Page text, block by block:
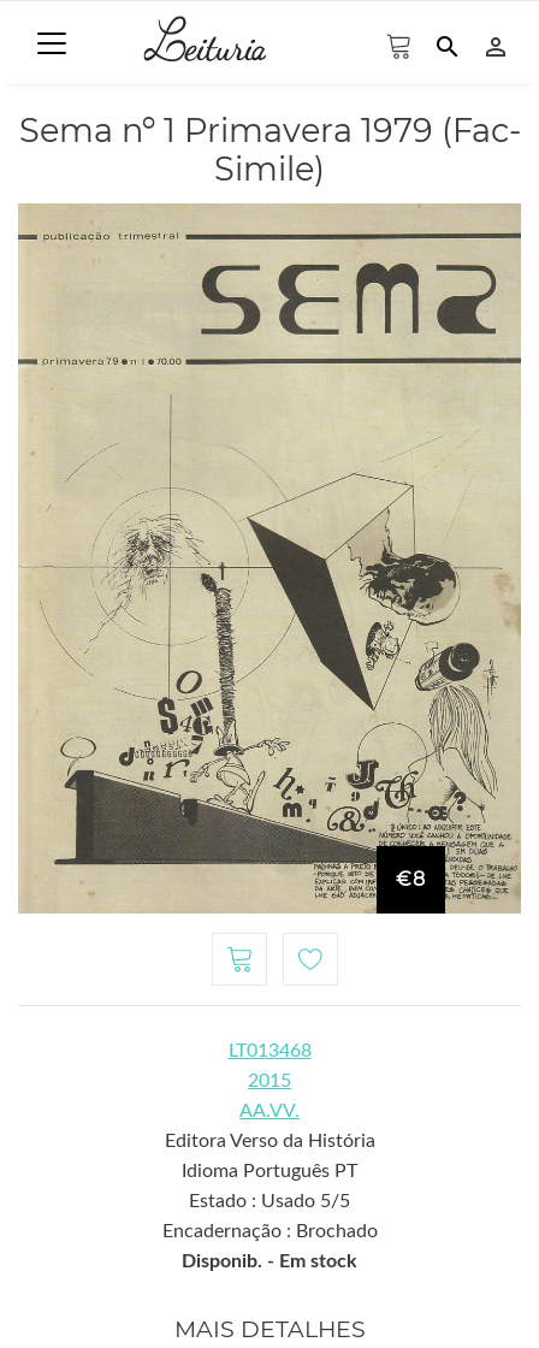
search person_outline
Sema nº 1 Primavera 1979 (Fac-
Simile)
€8
LT013468
2015
AA.VV.
Editora Verso da História
Idioma Português PT
Estado : Usado 5/5
Encadernação : Brochado
Disponib. - Em stock
MAIS DETALHES